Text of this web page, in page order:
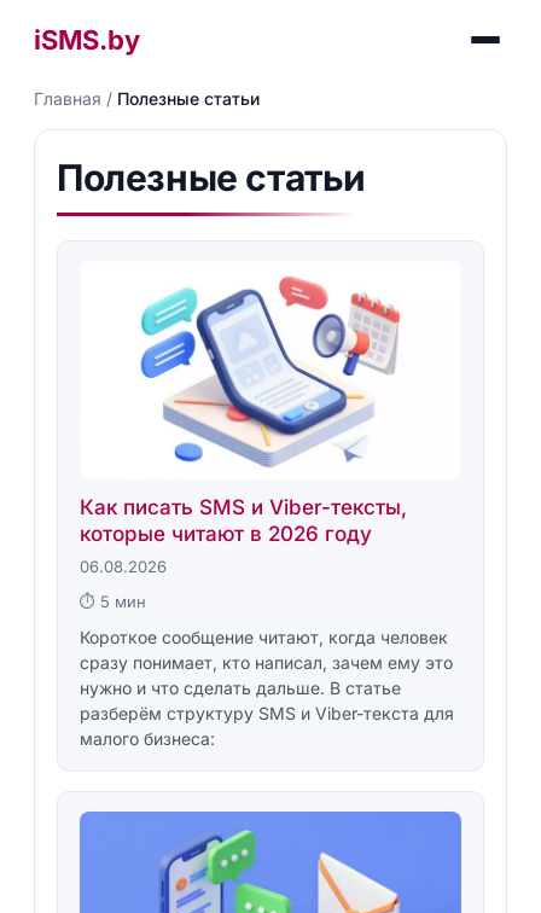
iSMS.by
Главная / Полезные статьи
Полезные статьи
Как писать SMS и Viber-тексты,
которые читают в 2026 году
06.08.2026
⏱ 5 мин
Короткое сообщение читают, когда человек
сразу понимает, кто написал, зачем ему это
нужно и что сделать дальше. В статье
разберём структуру SMS и Viber-текста для
малого бизнеса: